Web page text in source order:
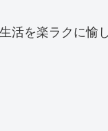
活を楽ラクに愉